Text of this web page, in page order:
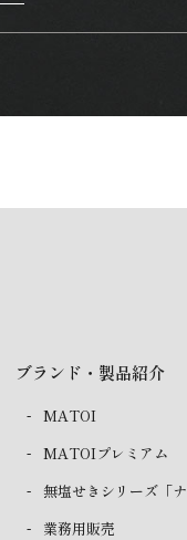
ブランド・製品紹介
MATOI
MATOIプレミアム
無塩せきシリーズ「ナ
業務用販売